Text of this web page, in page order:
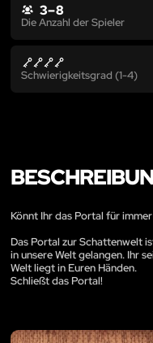
3 – 8
Die Anzahl der Spieler
Schwierigkeitsgrad (1-4)
Könnt Ihr das Portal für
Das Portal zur Schattenwelt
in unsere Welt gelangen. Ihr
Welt liegt in Euren Händen.
Schließt das Portal!